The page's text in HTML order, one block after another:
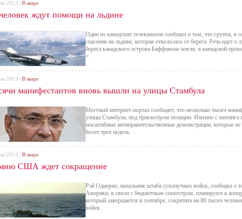
областях. Так же чиновник заметил, что эти вопросы находятся
применяли и применяют по сегодняшний день, как места для
на экспорт. Когда Украина обрела независимость, все ПХГ перешли в руки
Европы.
вопрос о использовании наших ПХГ европейцами еще до конца не решен и находится в
Ставицкого решение будет принято в пользу иностранных партнеров.
ждут помощи на льдине
Один из канадских телеканалов сообщил о том, что группа, в
спасения на льдине, которая откололась от берега. Речь идет о
берега канадского острова Баффиноаа земля, в канадской
=
2013 | В мире
манифестантов вновь вышли на улицы Стамбула
Местный интернет-портал сообщает, что несколько тысяч
улицы Стамбула, под присмотром полиции. Именно с митинга
масштабные антиправительственные демонстрации, которые
более трех недель.
2013 | В мире
США ждет сокращение
Рэй Одиерно, начальник штаба сухопутных войск, сообщил о
Америки, в связи с бюджетным секвестром, планируют к
который завершается в сентябре, сократить на 80 тысяч
войск.
2013 | В мире